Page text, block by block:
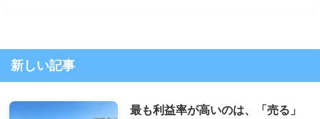
新しい記事
最も利益率が高いのは、「売る」